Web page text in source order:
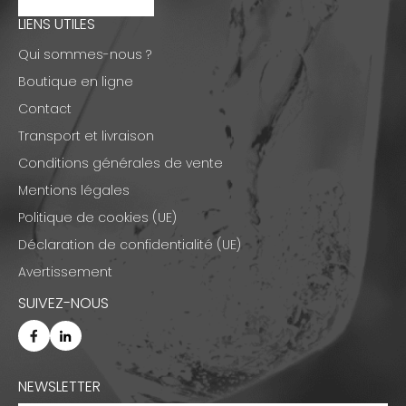
LIENS UTILES
Qui sommes-nous ?
Boutique en ligne
Contact
Transport et livraison
Conditions générales de vente
Mentions légales
Politique de cookies (UE)
Déclaration de confidentialité (UE)
Avertissement
SUIVEZ-NOUS
NEWSLETTER